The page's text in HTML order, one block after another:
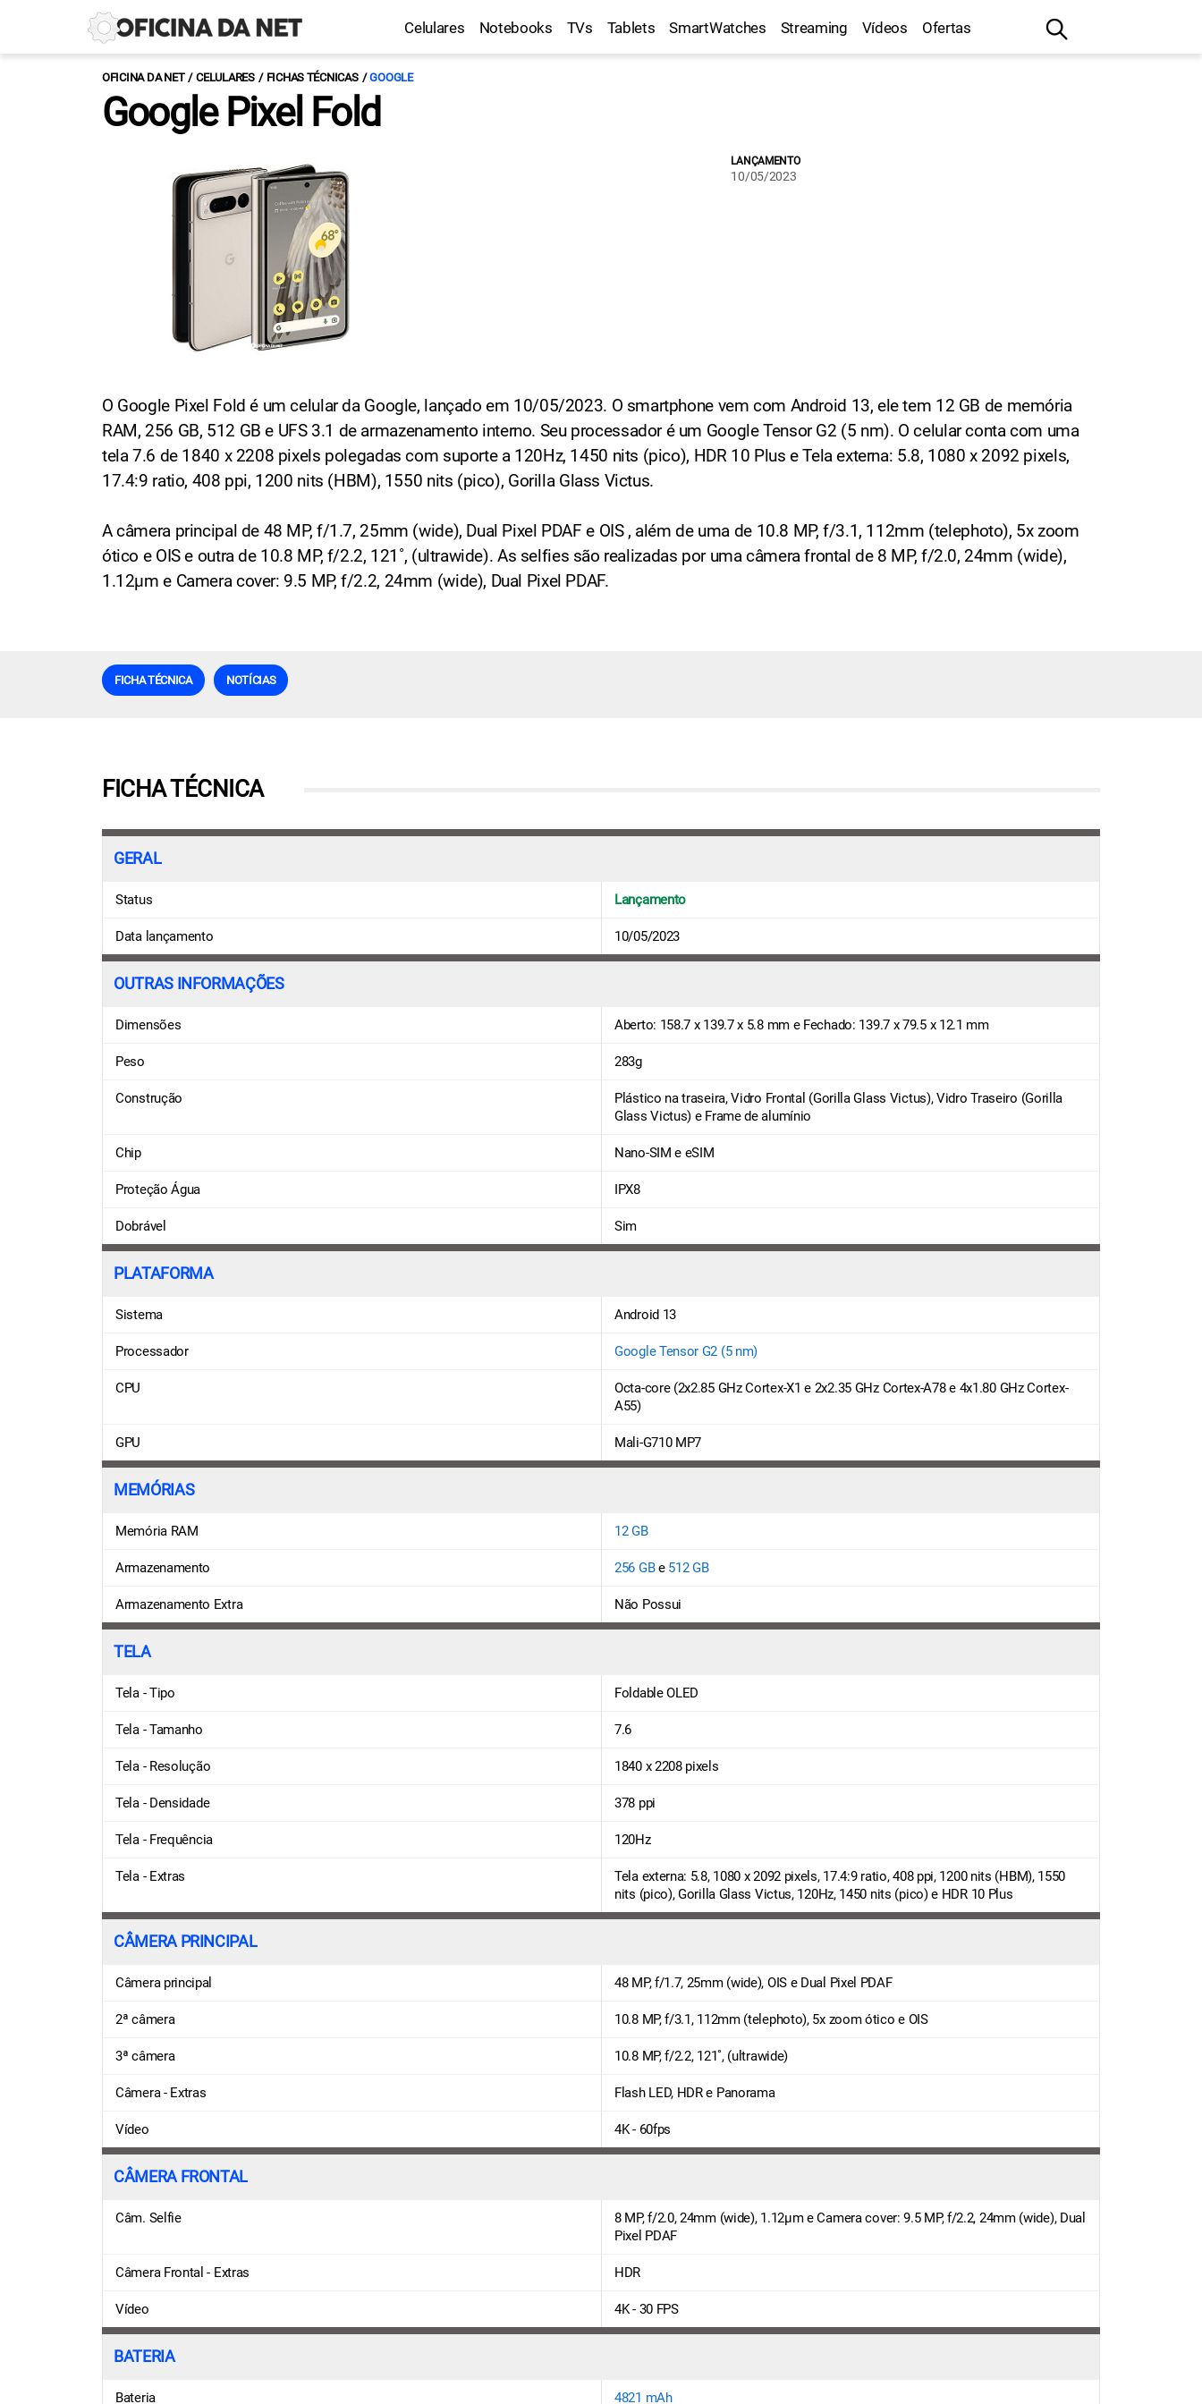
Celulares Notebooks TVs Tablets SmartWatches Streaming Vídeos Ofertas
OFICINA DA NET CELULARES FICHAS TÉCNICAS GOOGLE
Google Pixel Fold
LANÇAMENTO
10/05/2023
O Google Pixel Fold é um celular da Google, lançado em 10/05/2023. O smartphone vem com Android 13, ele tem 12 GB de memória
RAM, 256 GB, 512 GB e UFS 3.1 de armazenamento interno. Seu processador é um Google Tensor G2 (5 nm). O celular conta com uma
tela 7.6 de 1840 x 2208 pixels polegadas com suporte a 120Hz, 1450 nits (pico), HDR 10 Plus e Tela externa: 5.8, 1080 x 2092 pixels,
17.4:9 ratio, 408 ppi, 1200 nits (HBM), 1550 nits (pico), Gorilla Glass Victus.
A câmera principal de 48 MP, f/1.7, 25mm (wide), Dual Pixel PDAF e OIS , além de uma de 10.8 MP, f/3.1, 112mm (telephoto), 5x zoom
ótico e OIS e outra de 10.8 MP, f/2.2, 121˚, (ultrawide). As selfies são realizadas por uma câmera frontal de 8 MP, f/2.0, 24mm (wide),
1.12µm e Camera cover: 9.5 MP, f/2.2, 24mm (wide), Dual Pixel PDAF.
FICHA TÉCNICA NOTÍCIAS
FICHA TÉCNICA
GERAL
Status Lançamento
Data lançamento 10/05/2023
OUTRAS INFORMAÇÕES
Dimensões Aberto: 158.7 x 139.7 x 5.8 mm e Fechado: 139.7 x 79.5 x 12.1 mm
Peso 283g
Construção
Plástico na traseira, Vidro Frontal (Gorilla Glass Victus), Vidro Traseiro (Gorilla
Glass Victus) e Frame de alumínio
Chip Nano-SIM e eSIM
Proteção Água IPX8
Dobrável Sim
PLATAFORMA
Sistema Android 13
Processador Google Tensor G2 (5 nm)
CPU
Octa-core (2x2.85 GHz Cortex-X1 e 2x2.35 GHz Cortex-A78 e 4x1.80 GHz Cortex-
A55)
GPU Mali-G710 MP7
MEMÓRIAS
Memória RAM 12 GB
Armazenamento 256 GBe 512 GB
Armazenamento Extra Não Possui
TELA
Tela - Tipo Foldable OLED
Tela - Tamanho 7.6
Tela - Resolução 1840 x 2208 pixels
Tela - Densidade 378 ppi
Tela - Frequência 120Hz
Tela - Extras
Tela externa: 5.8, 1080 x 2092 pixels, 17.4:9 ratio, 408 ppi, 1200 nits (HBM), 1550
nits (pico), Gorilla Glass Victus, 120Hz, 1450 nits (pico) e HDR 10 Plus
CÂMERA PRINCIPAL
Câmera principal 48 MP, f/1.7, 25mm (wide), OIS e Dual Pixel PDAF
2ª câmera 10.8 MP, f/3.1, 112mm (telephoto), 5x zoom ótico e OIS
3ª câmera 10.8 MP, f/2.2, 121˚, (ultrawide)
Câmera - Extras Flash LED, HDR e Panorama
Vídeo 4K - 60fps
CÂMERA FRONTAL
Câm. Selfie
8 MP, f/2.0, 24mm (wide), 1.12µm e Camera cover: 9.5 MP, f/2.2, 24mm (wide), Dual
Pixel PDAF
Câmera Frontal - Extras HDR
Vídeo 4K - 30 FPS
BATERIA
Bateria 4821 mAh